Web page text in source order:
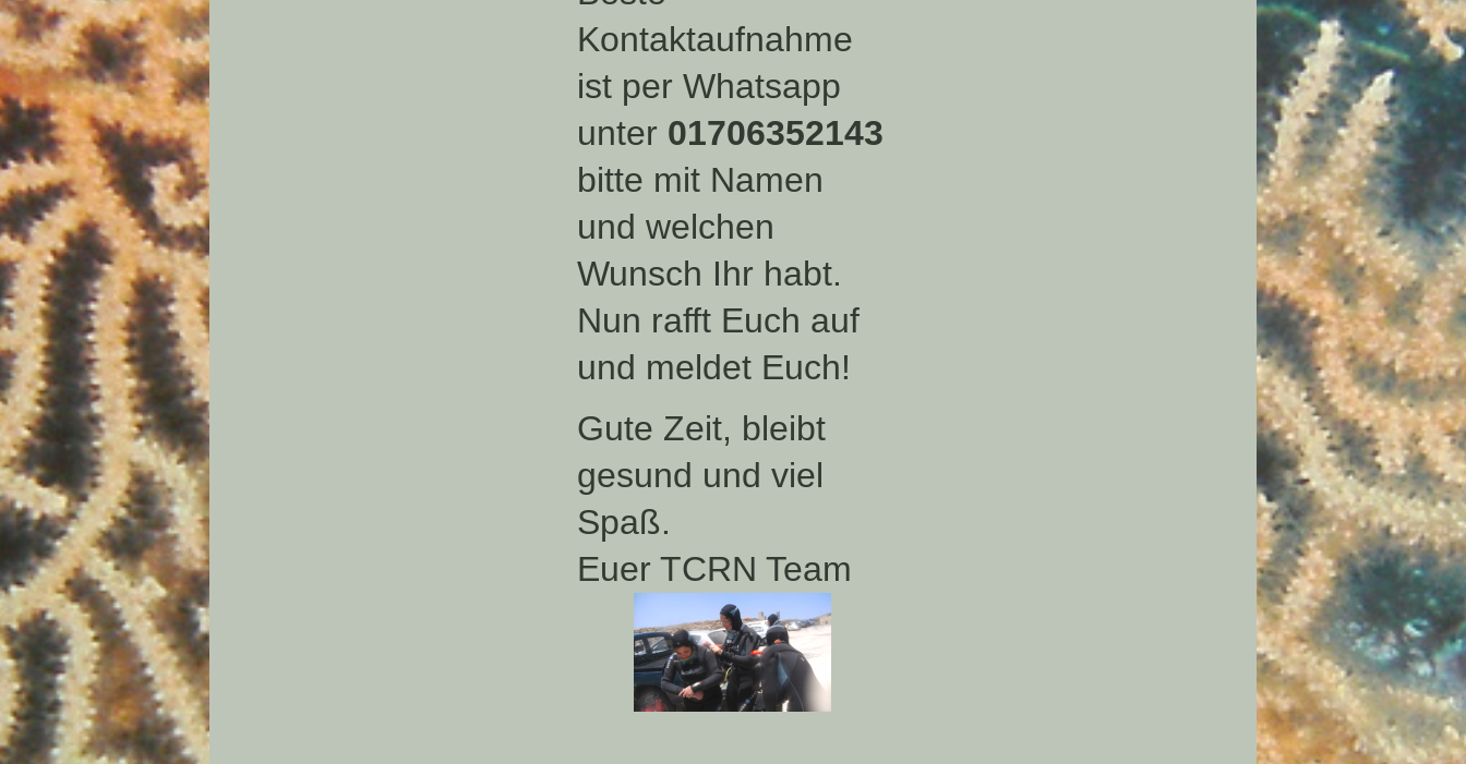
Kontaktaufnahme
ist per Whatsapp
unter 01706352143
bitte mit Namen
und welchen
Wunsch Ihr habt.
Nun rafft Euch auf
und meldet Euch!
Gute Zeit, bleibt
gesund und viel
Spaß.
Euer TCRN Team